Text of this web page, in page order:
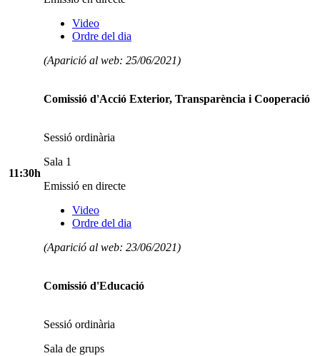
Video
Ordre del dia
(Aparició al web: 25/06/2021)
11:30h
Comissió d'Acció Exterior, Transparència i Cooperació
Sessió ordinària
Sala 1
Emissió en directe
Video
Ordre del dia
(Aparició al web: 23/06/2021)
Comissió d'Educació
Sessió ordinària
Sala de grups